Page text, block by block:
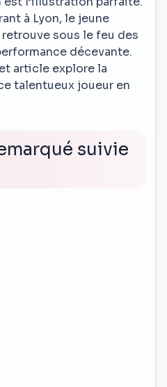
à Lyon, le jeune
sous le feu des
décevante.
article explore la
talentueux joueur en
suivie